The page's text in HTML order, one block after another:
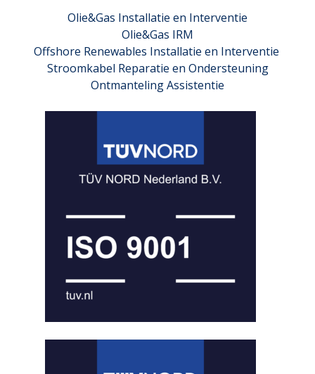
Olie&Gas Installatie en Interventie
Olie&Gas IRM
Offshore Renewables Installatie en Interventie
Stroomkabel Reparatie en Ondersteuning
Ontmanteling Assistentie